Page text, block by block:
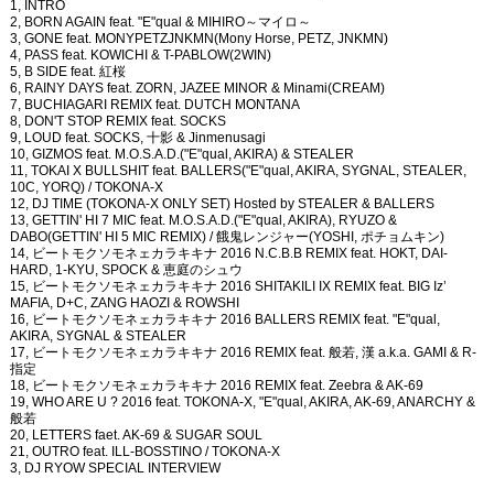
1, INTRO
2, BORN AGAIN feat. "E"qual & MIHIRO～マイロ～
3, GONE feat. MONYPETZJNKMN(Mony Horse, PETZ, JNKMN)
4, PASS feat. KOWICHI & T-PABLOW(2WIN)
5, B SIDE feat. 紅桜
6, RAINY DAYS feat. ZORN, JAZEE MINOR & Minami(CREAM)
7, BUCHIAGARI REMIX feat. DUTCH MONTANA
8, DON'T STOP REMIX feat. SOCKS
9, LOUD feat. SOCKS, 十影 & Jinmenusagi
10, GIZMOS feat. M.O.S.A.D.("E"qual, AKIRA) & STEALER
11, TOKAI X BULLSHIT feat. BALLERS("E"qual, AKIRA, SYGNAL, STEALER,
10C, YORQ) / TOKONA-X
12, DJ TIME (TOKONA-X ONLY SET) Hosted by STEALER & BALLERS
13, GETTIN' HI 7 MIC feat. M.O.S.A.D.("E"qual, AKIRA), RYUZO &
DABO(GETTIN' HI 5 MIC REMIX) / 餓鬼レンジャー(YOSHI, ポチョムキン)
14, ビートモクソモネェカラキキナ 2016 N.C.B.B REMIX feat. HOKT, DAI-
HARD, 1-KYU, SPOCK & 恵庭のシュウ
15, ビートモクソモネェカラキキナ 2016 SHITAKILI IX REMIX feat. BIG Iz’
MAFIA, D+C, ZANG HAOZI & ROWSHI
16, ビートモクソモネェカラキキナ 2016 BALLERS REMIX feat. "E"qual,
AKIRA, SYGNAL & STEALER
17, ビートモクソモネェカラキキナ 2016 REMIX feat. 般若, 漢 a.k.a. GAMI & R-
指定
18, ビートモクソモネェカラキキナ 2016 REMIX feat. Zeebra & AK-69
19, WHO ARE U ? 2016 feat. TOKONA-X, "E"qual, AKIRA, AK-69, ANARCHY &
般若
20, LETTERS faet. AK-69 & SUGAR SOUL
21, OUTRO feat. ILL-BOSSTINO / TOKONA-X
3, DJ RYOW SPECIAL INTERVIEW